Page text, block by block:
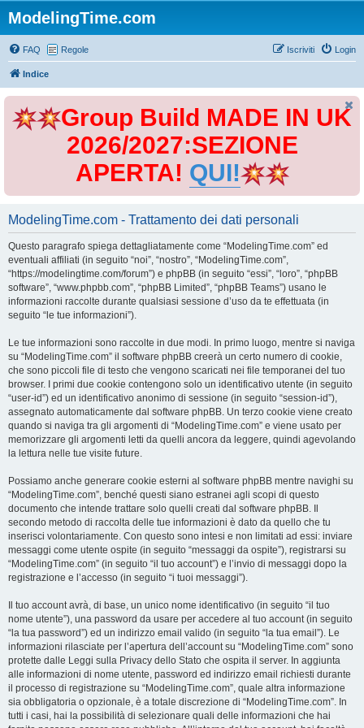
ModelingTime.com
FAQ Regole Login
Iscriviti
Indice
Group Build MADE IN UK
2026/2027:SEZIONE
APERTA! QUI!
ModelingTime.com - Trattamento dei dati personali
Questo paragrafo spiega dettagliatamente come “ModelingTime.com” ed
eventuali affiliati (in seguito “noi”, “nostro”, “ModelingTime.com”,
“https://modelingtime.com/forum”) e phpBB (in seguito “essi”, “loro”, “phpBB
software”, “www.phpbb.com”, “phpBB Limited”, “phpBB Teams”) usano le
informazioni raccolte durante qualsiasi sessione d’uso da te effettuata (in
seguito “le tue informazioni”).
Le tue informazioni sono raccolte in due modi. In primo luogo, mentre si naviga
su “ModelingTime.com” il software phpBB creerà un certo numero di cookie,
che sono piccoli file di testo che vengono scaricati nei file temporanei del tuo
browser. I primi due cookie contengono solo un identificativo utente (in seguito
“user-id”) ed un identificativo anonimo di sessione (in seguito “session-id”),
assegnato automaticamente dal software phpBB. Un terzo cookie viene creato
quando si naviga tra gli argomenti di “ModelingTime.com” e viene usato per
memorizzare gli argomenti letti da quelli ancora da leggere, quindi agevolando
la lettura nelle tue visite future.
Possiamo anche generare cookie esterni al software phpBB mentre navighi su
“ModelingTime.com”, benché questi siano estranei agli scopi di questo
documento che intende trattare solo quelli creati dal software phpBB. Il
secondo metodo di raccolta delle tue informazioni è dato da quello che tu
inserisci volontariamente. Con questo sono intesi e non limitati ad essi: inviare
messaggi come utente ospite (in seguito “messaggi da ospite”), registrarsi su
“ModelingTime.com” (in seguito “il tuo account”) e l’invio di messaggi dopo la
registrazione e l’accesso (in seguito “i tuoi messaggi”).
Il tuo account avrà, di base, un unico nome identificativo (in seguito “il tuo
nome utente”), una password da usare per accedere al tuo account (in seguito
“la tua password”) ed un indirizzo email valido (in seguito “la tua email”). Le
informazioni rilasciate per l’apertura dell’account su “ModelingTime.com” sono
protette dalle Leggi sulla Privacy dello Stato che ospita il server. In aggiunta
alle informazioni di nome utente, password ed indirizzo email richiesti durante
il processo di registrazione su “ModelingTime.com”, quale altra informazione
sia obbligatoria o opzionale, è a totale discrezione di “ModelingTime.com”. In
tutti i casi, hai la possibilità di selezionare quali delle informazioni che hai